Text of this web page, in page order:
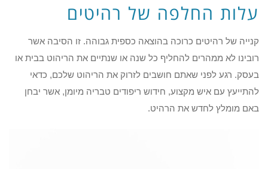
עלות החלפה של רהיטים
קנייה של רהיטים כרוכה בהוצאה כספית גבוהה. זו הסיבה אשר
רובינו לא ממהרים להחליף כל שנה או שנתיים את הריהוט בבית או
בעסק. רגע לפני שאתם חושבים לזרוק את הריהוט שלכם, כדאי
להתייעץ עם איש מקצוע, חידוש ריפודים טבריה מיומן, אשר יבחן
באם מומלץ לחדש את הרהיט.